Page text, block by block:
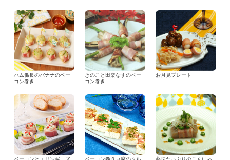
ハム係長のバナナのベー
コン巻き
きのこと田楽なすのベー
コン巻き
お月見プレート